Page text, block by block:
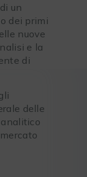
un
dei primi
nuove
e la
di
delle